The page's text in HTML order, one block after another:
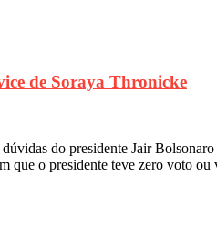
de Soraya Thronicke
do presidente Jair
que o presidente teve zero voto